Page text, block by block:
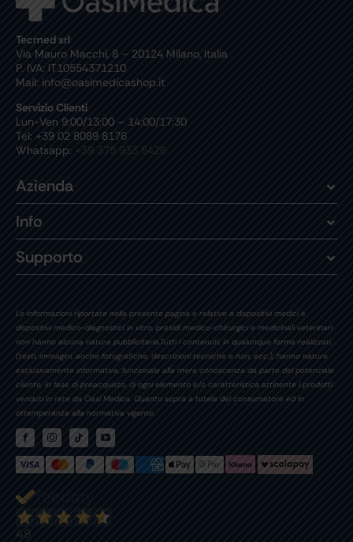
Tecmed srl
Via Mauro Macchi, 8 – 20124 Milano, Italia
P. IVA: IT10554371210
Mail: info@oasimedicashop.it
Servizio Clienti
Lun-Ven 9:00/13:00 – 14:00/17:30
Tel: +39 02 8089 8176
Whatsapp: +39 375 933 8426
Azienda
Info
Supporto
Le informazioni riportate nella presente pagina e relative a dispositivi medici e
dispositivi medico-diagnostici in vitro, presidi medico-chirurgici e medicinali veterinari
non hanno alcuna natura pubblicitaria.Tutti i contenuti, in qualunque forma realizzati,
(testi, immagini, anche fotografiche, descrizioni tecniche e non, ecc.), hanno natura
esclusivamente informativa, funzionale alla mera conoscenza da parte del potenziale
cliente, in fase di preacquisto, di ogni elemento e/o caratteristica attinente i prodotti
venduti in rete da Oasi Medica. Quanto sopra a tutela del consumatore ed in
ottemperanza alla normativa vigente.
49